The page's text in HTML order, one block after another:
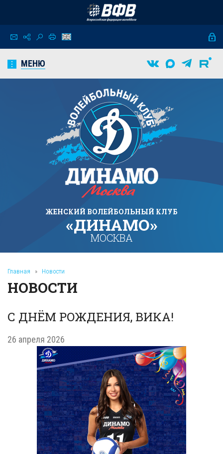
МЕНЮ
ЖЕНСКИЙ ВОЛЕЙБОЛЬНЫЙ КЛУБ
«ДИНАМО»
МОСКВА
Главная » Новости
НОВОСТИ
С ДНЁМ РОЖДЕНИЯ, ВИКА!
26 апреля 2026